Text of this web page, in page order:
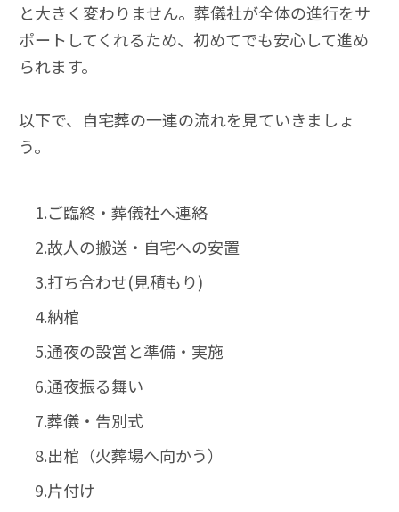
と大きく変わりません。葬儀社が全体の進行をサ
ポートしてくれるため、初めてでも安心して進め
られます。
以下で、自宅葬の一連の流れを見ていきましょ
う。
1.ご臨終・葬儀社へ連絡
2.故人の搬送・自宅への安置
3.打ち合わせ(見積もり)
4.納棺
5.通夜の設営と準備・実施
6.通夜振る舞い
7.葬儀・告別式
8.出棺（火葬場へ向かう）
9.片付け